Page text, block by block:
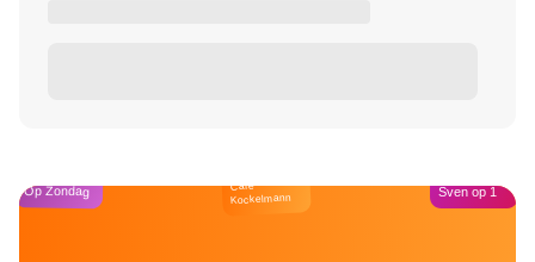
Op Zondag Café
Kockelmann Sven op 1